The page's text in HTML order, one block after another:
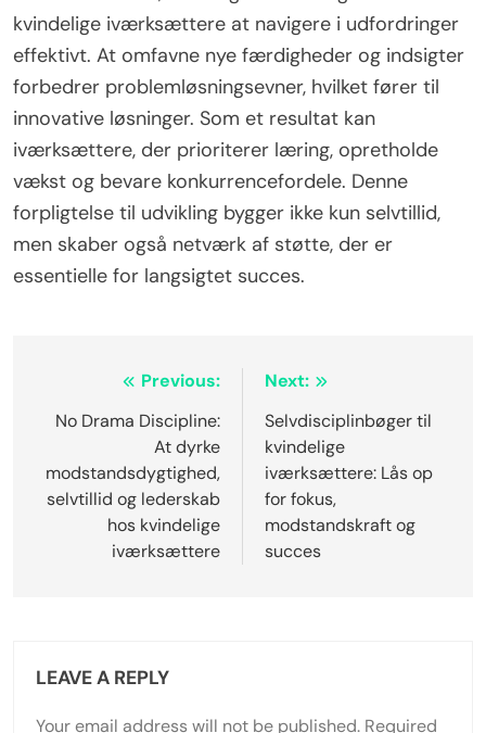
kvindelige iværksættere at navigere i udfordringer
effektivt. At omfavne nye færdigheder og indsigter
forbedrer problemløsningsevner, hvilket fører til
innovative løsninger. Som et resultat kan
iværksættere, der prioriterer læring, opretholde
vækst og bevare konkurrencefordele. Denne
forpligtelse til udvikling bygger ikke kun selvtillid,
men skaber også netværk af støtte, der er
essentielle for langsigtet succes.
navigation
Previous:
No Drama Discipline:
At dyrke
modstandsdygtighed,
selvtillid og lederskab
hos kvindelige
iværksættere
Next:
Selvdisciplinbøger til
kvindelige
iværksættere: Lås op
for fokus,
modstandskraft og
succes
LEAVE A REPLY
Your email address will not be published. Required